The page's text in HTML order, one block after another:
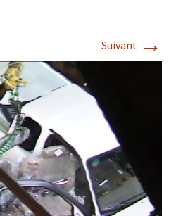
Suivant →